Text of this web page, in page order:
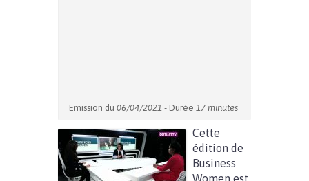
Emission du 06/04/2021 - Durée 17 minutes
Cette
édition de
Business
Women est